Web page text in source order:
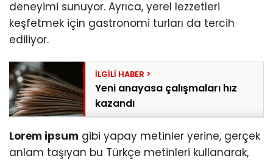
deneyimi sunuyor. Ayrıca, yerel lezzetleri
keşfetmek için gastronomi turları da tercih
ediliyor.
Yeni anayasa çalışmaları hız
kazandı
Lorem ipsum gibi yapay metinler yerine, gerçek
anlam taşıyan bu Türkçe metinleri kullanarak,